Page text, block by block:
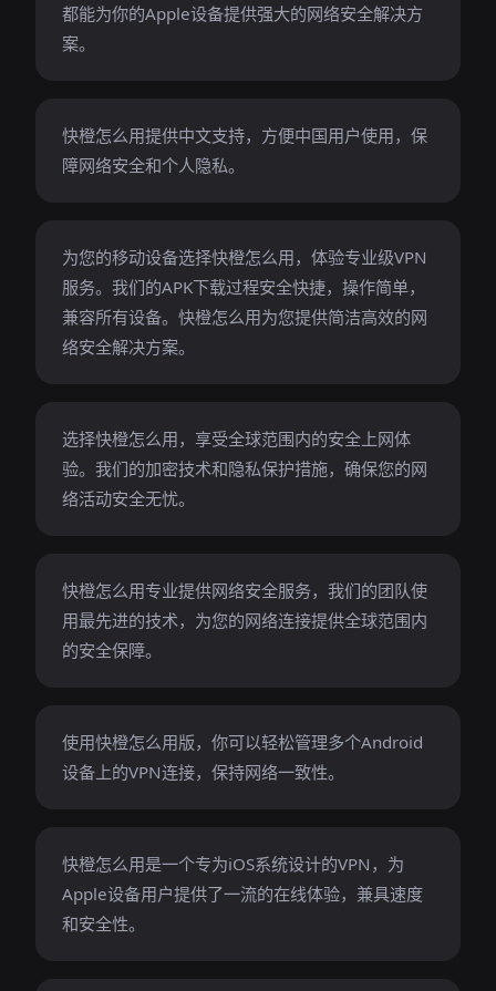
都能为你的Apple设备提供强大的网络安全解决方
案。
快橙怎么用提供中文支持，方便中国用户使用，保
障网络安全和个人隐私。
为您的移动设备选择快橙怎么用，体验专业级VPN
服务。我们的APK下载过程安全快捷，操作简单，
兼容所有设备。快橙怎么用为您提供简洁高效的网
络安全解决方案。
选择快橙怎么用，享受全球范围内的安全上网体
验。我们的加密技术和隐私保护措施，确保您的网
络活动安全无忧。
快橙怎么用专业提供网络安全服务，我们的团队使
用最先进的技术，为您的网络连接提供全球范围内
的安全保障。
使用快橙怎么用版，你可以轻松管理多个Android
设备上的VPN连接，保持网络一致性。
快橙怎么用是一个专为iOS系统设计的VPN，为
Apple设备用户提供了一流的在线体验，兼具速度
和安全性。